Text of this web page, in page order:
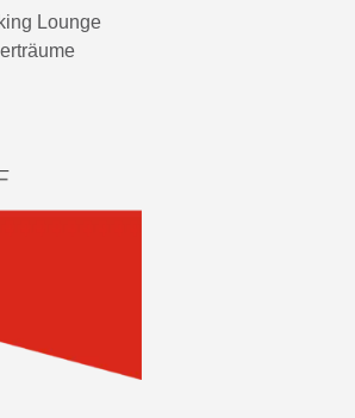
Lounge